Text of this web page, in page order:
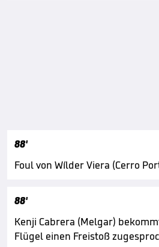
88'
Foul von Wílder Viera (Cerro
88'
Kenji Cabrera (Melgar)
Flügel einen Freistoß